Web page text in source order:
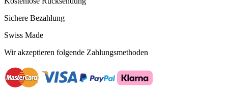
Sichere Bezahlung
Swiss Made
Wir akzeptieren folgende Zahlungsmethoden